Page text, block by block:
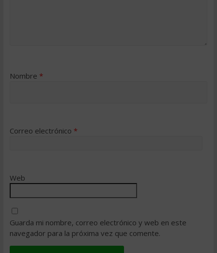
Nombre *
Correo electrónico *
Web
Guarda mi nombre, correo electrónico y web en este
navegador para la próxima vez que comente.